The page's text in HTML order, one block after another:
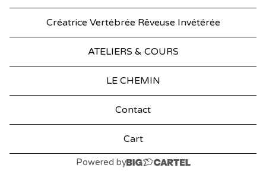
R
D
O
Créatrice Vertébrée Rêveuse Invétérée
ATELIERS & COURS
LE CHEMIN
Contact
Cart
Powered by